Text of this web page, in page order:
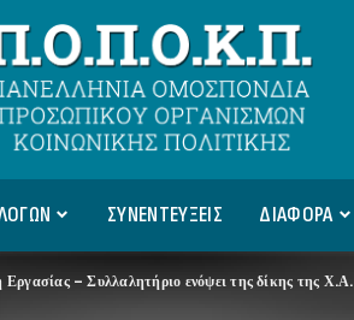
ΣΥΝΕΝΤΕΥΞΕΙΣ ΔΙΑΦΟΡΑ
– Συλλαλητήριο ενόψει της δίκης της Χ.Α.